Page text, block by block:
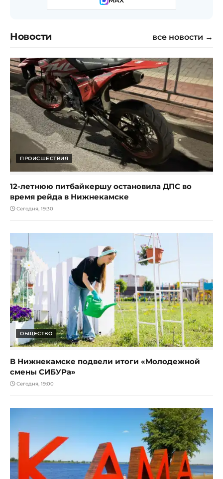
Новости все новости →
ПРОИСШЕСТВИЯ
12-летнюю питбайкершу остановила ДПС во
время рейда в Нижнекамске
Сегодня, 19:30
ОБЩЕСТВО
В Нижнекамске подвели итоги «Молодежной
смены СИБУРа»
Сегодня, 19:00